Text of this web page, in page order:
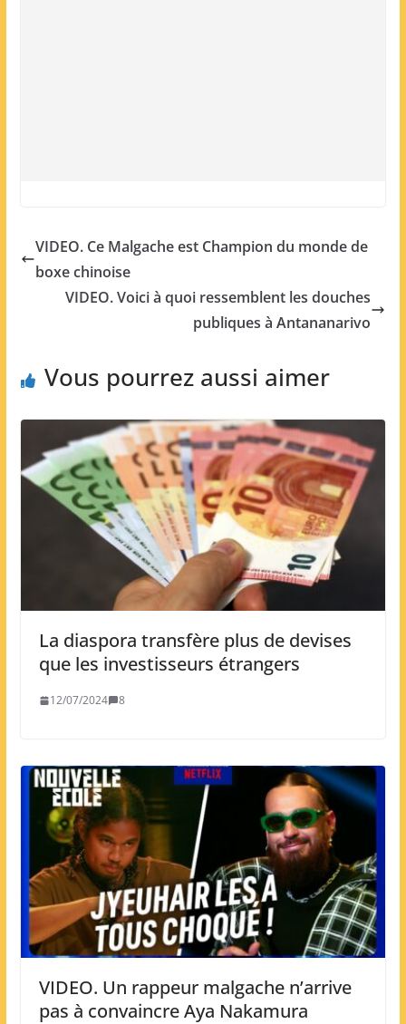
VIDEO. Ce Malgache est Champion du monde de
boxe chinoise
VIDEO. Voici à quoi ressemblent les douches
publiques à Antananarivo
Vous pourrez aussi aimer
La diaspora transfère plus de devises
que les investisseurs étrangers
12/07/2024 8
VIDEO. Un rappeur malgache n’arrive
pas à convaincre Aya Nakamura